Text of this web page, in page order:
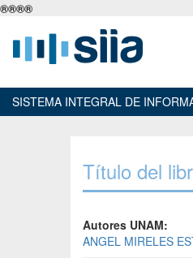
®®®®
SISTEMA INTEGRAL DE
Título del
Autores UNAM:
ANGEL MIRELES